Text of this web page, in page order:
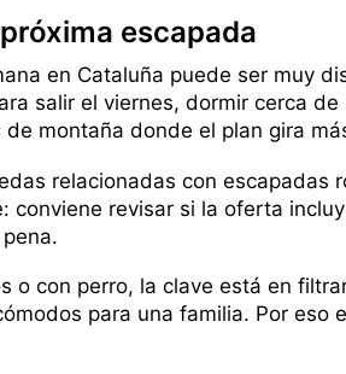
escapada
en Cataluña puede ser muy
salir el viernes, dormir cerca
montaña donde el plan gira
relacionadas con escapadas
conviene revisar si la oferta
o con perro, la clave está en
para una familia. Por